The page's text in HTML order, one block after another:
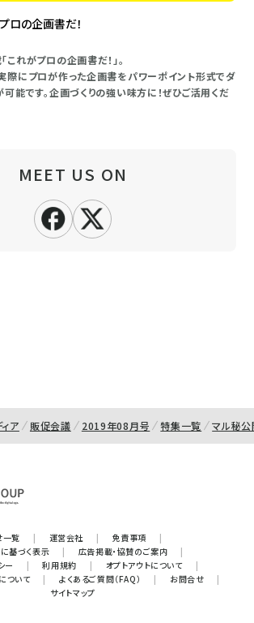
ロの企画書だ！
れがプロの企画書だ！」。
際にプロが作った企画書をパワーポイント形式でダ
能です。企画づくりの強い味方に！ぜひご活用くだ
MEET US ON
ア 販促会議 2019年08月号 特集一覧 マル秘
一覧 | 運営会社 | 免責事項
|
基づく表示
| 広告掲載・協賛のご案内
|
ー
| 利用規約 | オプトアウトについて
|
ついて
| よくあるご質問（FAQ） | お問合せ
|
サイトマップ